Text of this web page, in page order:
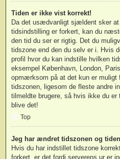
Tiden er ikke vist korrekt!
Da det usædvanligt sjældent sker at
tidsindstilling er forkert, kan du
den tid du ser er rigtig. Det du
tidszone end den du selv er i. Hvis
profil hvor du kan indstille hvilken
eksempel København, London,
opmærksom på at det kun er muligt
tidszonen, ligesom de fleste andre
tilmeldte brugere, så hvis ikke du
blive det!
Top
Jeg har ændret tidszonen og
Hvis du har indstillet tidszone
forkert, er det fordi serverens ur er